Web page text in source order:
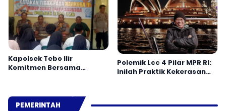
Kapolsek Tebo Ilir
Komitmen Bersama
Polisi
Polemik Lcc 4 Pilar MPR RI:
Inilah Praktik Kekerasan
PEMERINTAH